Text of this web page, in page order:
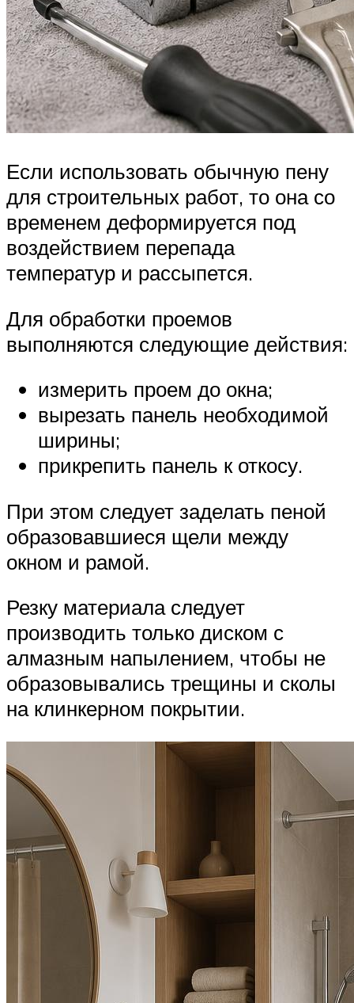
Если использовать обычную пену
для строительных работ, то она со
временем деформируется под
воздействием перепада
температур и рассыпется.
Для обработки проемов
выполняются следующие действия:
измерить проем до окна;
вырезать панель необходимой
ширины;
прикрепить панель к откосу.
При этом следует заделать пеной
образовавшиеся щели между
окном и рамой.
Резку материала следует
производить только диском с
алмазным напылением, чтобы не
образовывались трещины и сколы
на клинкерном покрытии.